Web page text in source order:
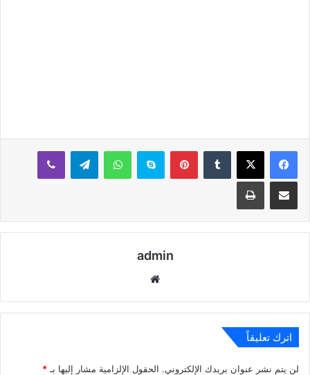
بينتيريستسكايب واتساب تيلقرام ڤايبر
مشاركة عبر البريد طباعة
admin
اترك تعليقاً
لن يتم نشر عنوان بريدك الإلكتروني. الحقول الإلزامية مشار إليها بـ *